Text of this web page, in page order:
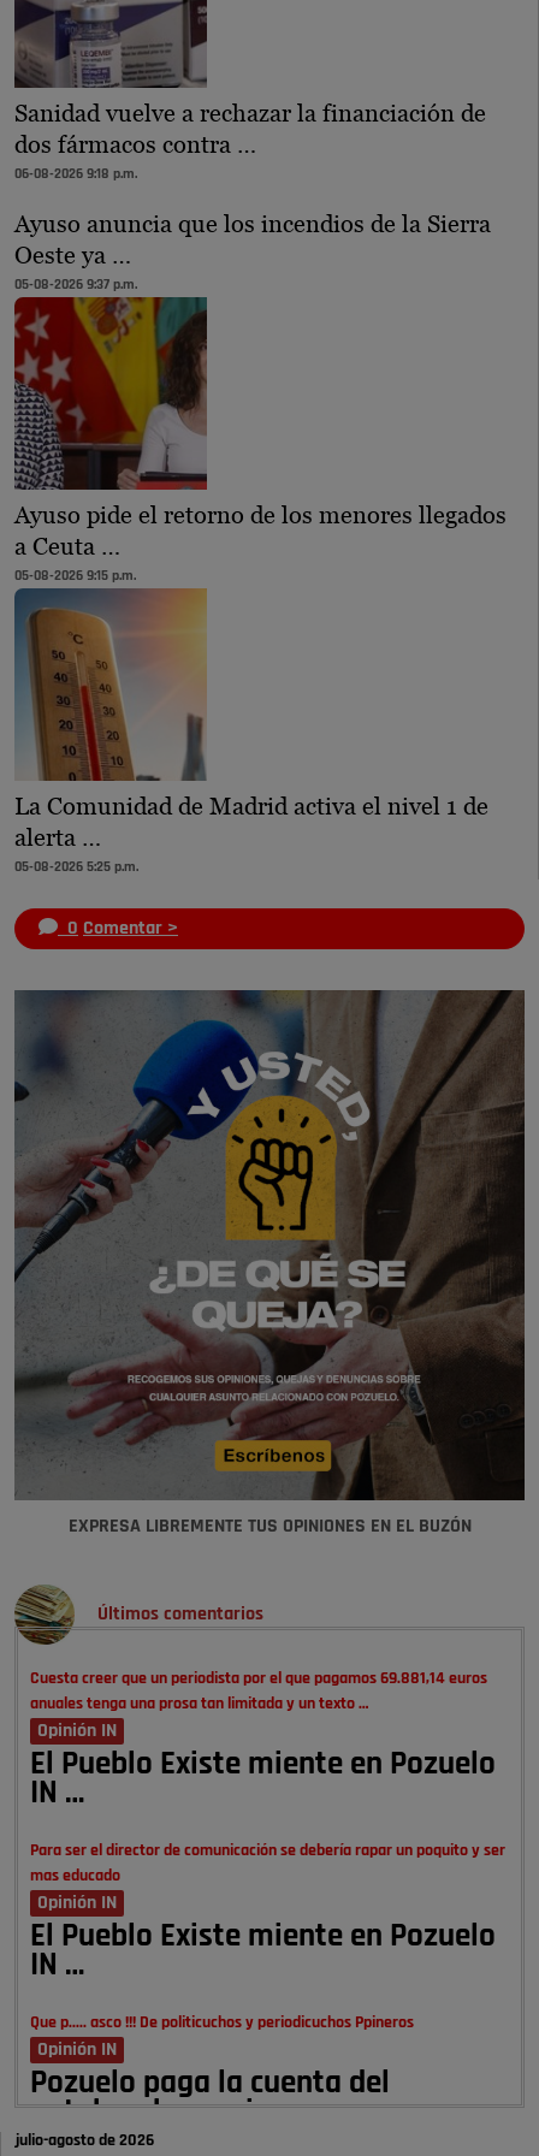
Sanidad vuelve a rechazar la financiación de
dos fármacos contra …
06-08-2026 9:18 p.m.
Ayuso anuncia que los incendios de la Sierra
Oeste ya …
05-08-2026 9:37 p.m.
Ayuso pide el retorno de los menores llegados
a Ceuta …
05-08-2026 9:15 p.m.
La Comunidad de Madrid activa el nivel 1 de
alerta …
05-08-2026 5:25 p.m.
0 Comentar >
EXPRESA LIBREMENTE TUS OPINIONES EN EL BUZÓN
Últimos comentarios
Cuesta creer que un periodista por el que pagamos 69.881,14 euros
anuales tenga una prosa tan limitada y un texto …
Opinión IN
El Pueblo Existe miente en Pozuelo
IN …
Para ser el director de comunicación se debería rapar un poquito y ser
mas educado
Opinión IN
El Pueblo Existe miente en Pozuelo
IN …
Que p..... asco !!! De politicuchos y periodicuchos Ppineros
Opinión IN
Pozuelo paga la cuenta del
autobombo: casi …
julio-agosto de 2026